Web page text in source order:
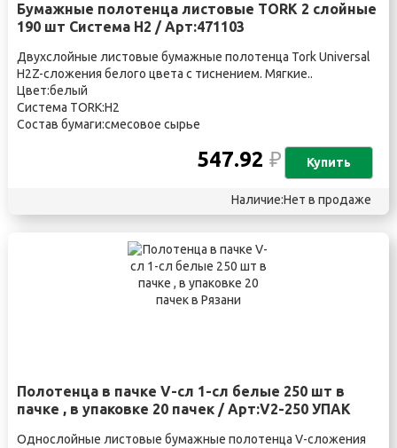
Бумажные полотенца листовые TORK 2 слойные
190 шт Система H2 / Арт:471103
Двухслойные листовые бумажные полотенца Tork Universal
Н2Z-сложения белого цвета с тиснением. Мягкие..
Цвет:белый
Система TORK:H2
Состав бумаги:смесовое сырье
547.92₽ Купить
Наличие:Нет в продаже
Полотенца в пачке V-сл 1-сл белые 250 шт в
пачке , в упаковке 20 пачек / Арт:V2-250 УПАК
Однослойные листовые бумажные полотенца V-сложения